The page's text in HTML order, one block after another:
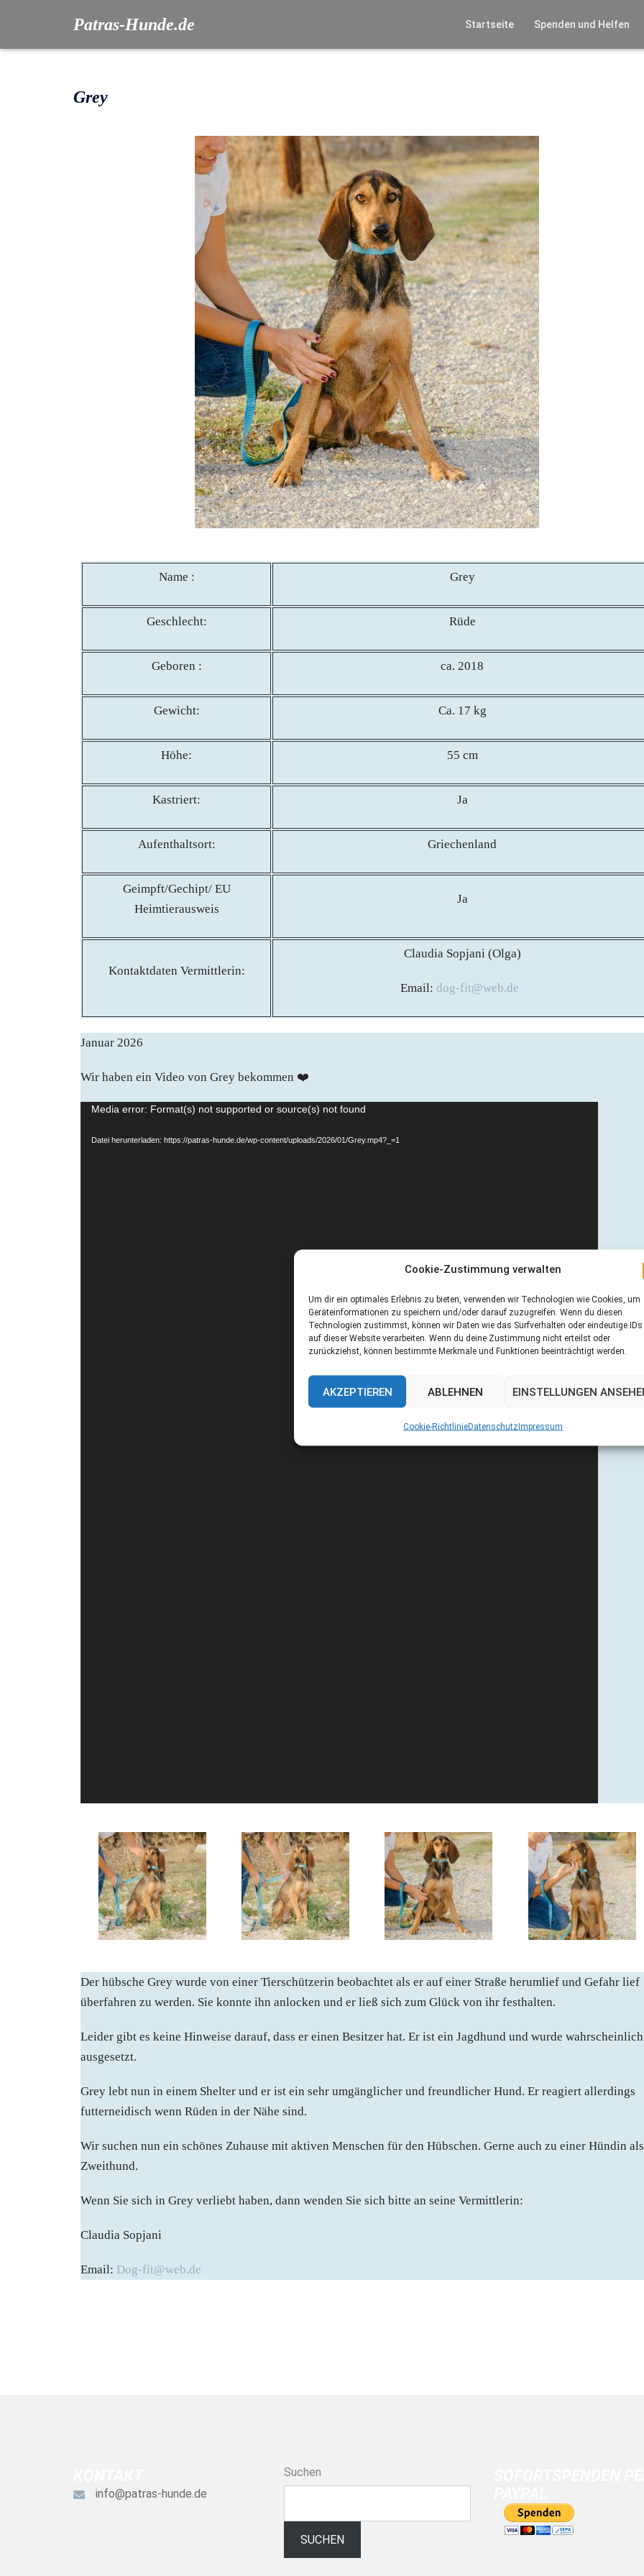
Cookie-Zustimmung verwalten
Um dir ein optimales Erlebnis zu bieten, verwenden wir Technologien wie Cookies, um
Geräteinformationen zu speichern und/oder darauf zuzugreifen. Wenn du diesen
Technologien zustimmst, können wir Daten wie das Surfverhalten oder eindeutige IDs
auf dieser Website verarbeiten. Wenn du deine Zustimmung nicht erteilst oder
zurückziehst, können bestimmte Merkmale und Funktionen beeinträchtigt werden.
AKZEPTIEREN ABLEHNEN EINSTELLUNGEN
Cookie-RichtlinieDatenschutzImpressum
Patras-Hunde.de Startseite Spenden und Helfen
Grey
Name : Grey
Geschlecht: Rüde
Geboren : ca. 2018
Gewicht: Ca. 17 kg
Höhe: 55 cm
Kastriert: Ja
Aufenthaltsort: Griechenland
Geimpft/Gechipt/ EU
Heimtierausweis
Ja
Kontaktdaten Vermittlerin:
Claudia Sopjani (Olga)
Email: dog-fit@web.de
Januar 2026
Wir haben ein Video von Grey bekommen ❤️
Video-
Media error: Format(s) not supported or source(s) not found
Datei herunterladen: https://patras-hunde.de/wp-content/uploads/2026/01/Grey.mp4?_=1
Der hübsche Grey wurde von einer Tierschützerin beobachtet als er auf einer Straße herumlief und Gefahr lief
überfahren zu werden. Sie konnte ihn anlocken und er ließ sich zum Glück von ihr festhalten.
Leider gibt es keine Hinweise darauf, dass er einen Besitzer hat. Er ist ein Jagdhund und wurde wahrscheinlich
ausgesetzt.
Grey lebt nun in einem Shelter und er ist ein sehr umgänglicher und freundlicher Hund. Er reagiert allerdings
futterneidisch wenn Rüden in der Nähe sind.
Wir suchen nun ein schönes Zuhause mit aktiven Menschen für den Hübschen. Gerne auch zu einer Hündin als
Zweithund.
Wenn Sie sich in Grey verliebt haben, dann wenden Sie sich bitte an seine Vermittlerin:
Claudia Sopjani
Email: Dog-fit@web.de
info@patras-hunde.de
Suchen
SUCHEN